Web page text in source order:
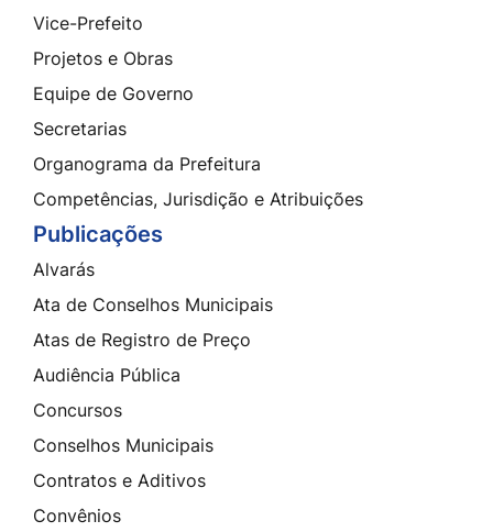
Vice-Prefeito
Projetos e Obras
Equipe de Governo
Secretarias
Organograma da Prefeitura
Competências, Jurisdição e Atribuições
Publicações
Alvarás
Ata de Conselhos Municipais
Atas de Registro de Preço
Audiência Pública
Concursos
Conselhos Municipais
Contratos e Aditivos
Convênios